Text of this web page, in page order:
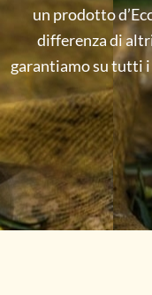
un prodotto
differenza di
garantiamo su tutti